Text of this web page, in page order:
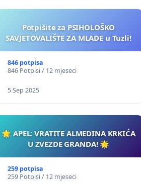
Potpišite za PSIHOLOŠKO
SAVJETOVALIŠTE ZA MLADE u Tuzli!
846 potpisa
846 Potpisi / 12 mjeseci
5 Sep 2025
🌟 APEL: VRATITE ALMEDINA KRKIĆA
U ZVEZDE GRANDA! 🌟
259 potpisa
259 Potpisi / 12 mjeseci